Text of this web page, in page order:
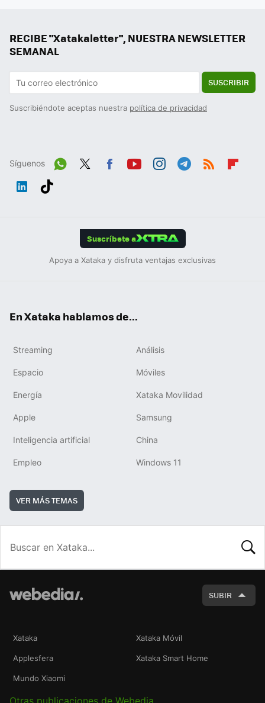
RECIBE "Xatakaletter", NUESTRA NEWSLETTER
SEMANAL
SUSCRIBIR
Suscribiéndote aceptas nuestra política de privacidad
Síguenos
Wh
Suscríbete a
Apoya a Xataka y disfruta ventajas exclusivas
En Xataka hablamos de...
Streaming Análisis
Espacio Móviles
Energía Xataka Movilidad
Apple Samsung
Inteligencia artificial China
Empleo Windows 11
VER MÁS TEMAS
SUBIR
Xataka Xataka Móvil
Applesfera Xataka Smart Home
Mundo Xiaomi